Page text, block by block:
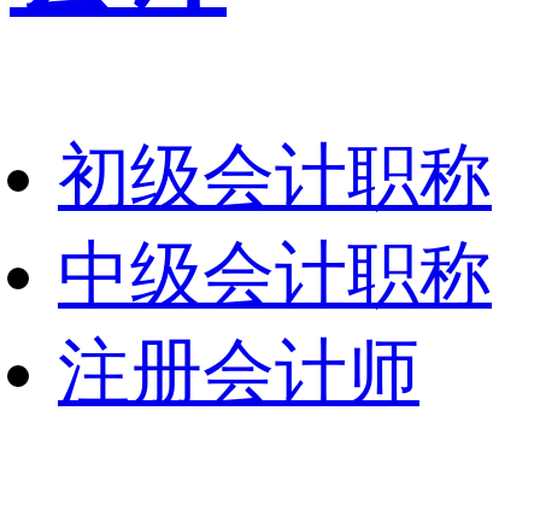
初级会计职称
中级会计职称
注册会计师